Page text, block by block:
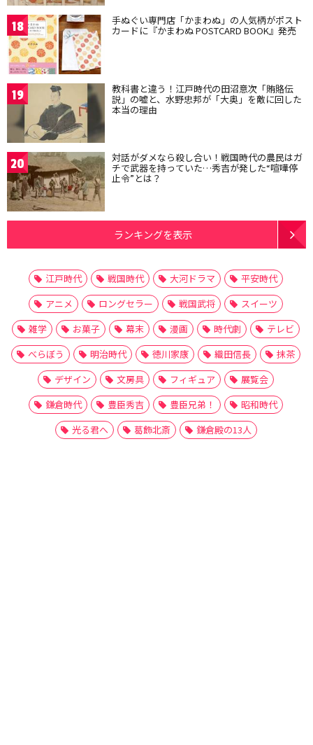
18 手ぬぐい専門店「かまわぬ」の人気柄がポスト
カードに『かまわぬ POSTCARD BOOK』発売
19 教科書と違う！江戸時代の田沼意次「賄賂伝
説」の嘘と、水野忠邦が「大奥」を敵に回した
本当の理由
20 対話がダメなら殺し合い！戦国時代の農民はガ
チで武器を持っていた…秀吉が発した“喧嘩停
止令”とは？
ランキングを表示
江戸時代 戦国時代 大河ドラマ
平安時代
アニメ
ロングセラー 戦国武将
スイーツ
雑学
お菓子 幕末 漫画 時代劇
テレビ
べらぼう
明治時代 徳川家康 織田信長
抹茶
デザイン
文房具 フィギュア
展覧会
鎌倉時代
豊臣秀吉 豊臣兄弟！
昭和時代
光る君へ
葛飾北斎 鎌倉殿の13人